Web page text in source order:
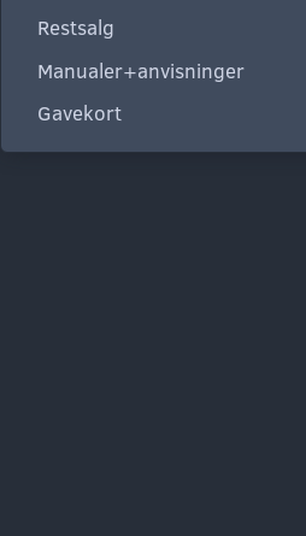
Restsalg
Manualer+anvisninger
Gavekort